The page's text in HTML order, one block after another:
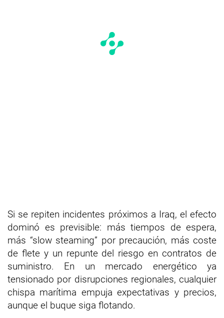
Si se repiten incidentes próximos a Iraq, el efecto
dominó es previsible: más tiempos de espera,
más “slow steaming” por precaución, más coste
de flete y un repunte del riesgo en contratos de
suministro. En un mercado energético ya
tensionado por disrupciones regionales, cualquier
chispa marítima empuja expectativas y precios,
aunque el buque siga flotando.